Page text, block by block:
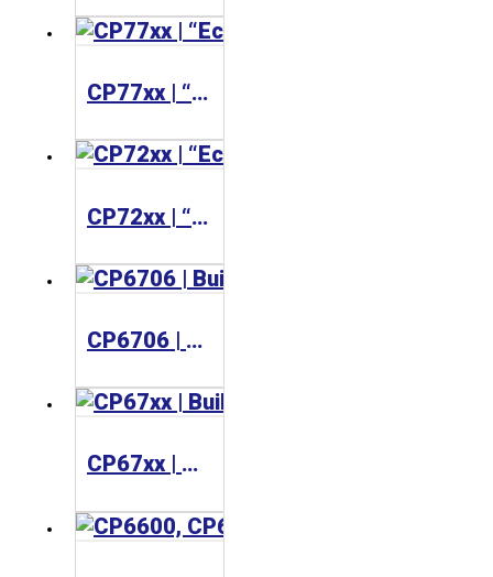
CP77xx | “Economy” Panel PC
CP72xx | “Economy” Panel PC
CP6706 | Built-in Panel PC Panel PC
CP67xx | Built-in Panel PC